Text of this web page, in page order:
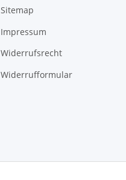
Sitemap
Impressum
Widerrufsrecht
Widerrufformular